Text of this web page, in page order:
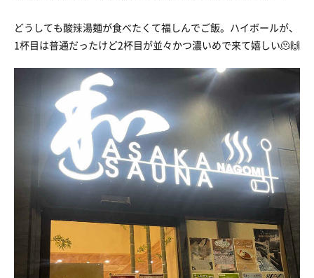
どうしても酸辣湯麺が食べたくて福しんでご飯。ハイボールが、
1杯目は普通だったけど2杯目が並々かつ濃いめで来て嬉しい🫠🙌